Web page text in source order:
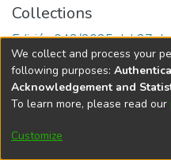
Collections
Edición 042/2025 del 27
Universidad
We collect and process your
following purposes:
Acknowledgement and
To learn more, please read our
Customize